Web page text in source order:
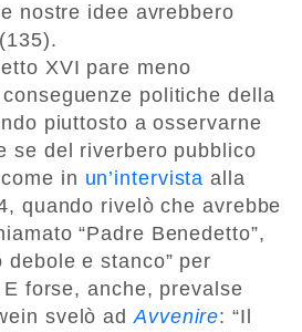
nostre idee avrebbero
XVI pare meno
politiche della
piuttosto a osservarne
se del riverbero pubblico
in un’intervista alla
quando rivelò che avrebbe
“Padre Benedetto”,
debole e stanco” per
forse, anche, prevalse
svelò adAvvenire: “Il